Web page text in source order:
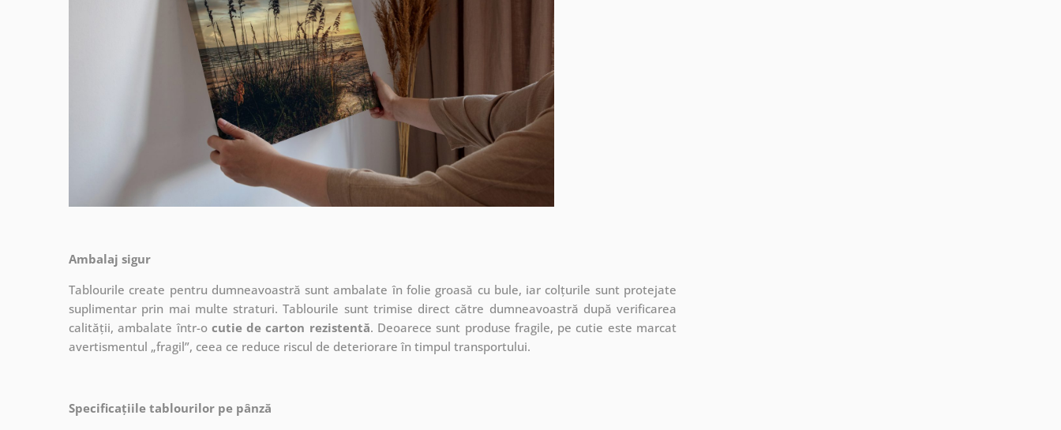
Ambalaj sigur
Tablourile create pentru dumneavoastră sunt ambalate în folie groasă cu bule, iar colțurile sunt protejate
suplimentar prin mai multe straturi.Tablourile sunt trimise direct către dumneavoastră după verificarea
calității, ambalate într-o cutie de carton rezistentă. Deoarece sunt produse fragile, pe cutie este marcat
avertismentul „fragil”, ceea ce reduce riscul de deteriorare în timpul transportului.
Specificațiile tablourilor pe pânză